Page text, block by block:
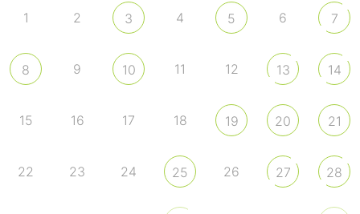
1 2 3 4 5 6 7
8 9 10 11 12 13 14
15 16 17 18 19 20 21
22 23 24 25 26 27 28